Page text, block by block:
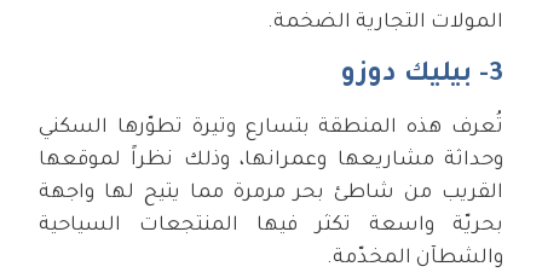
المولات التجارية الضخمة.
3- بيليك دوزو
تُعرف هذه المنطقة بتسارع وتيرة تطوّرها السكني
وحداثة مشاريعها وعمرانها، وذلك نظراً لموقعها
القريب من شاطئ بحر مرمرة مما يتيح لها واجهة
بحريّة واسعة تكثر فيها المنتجعات السياحية
والشطآن المخدّمة.